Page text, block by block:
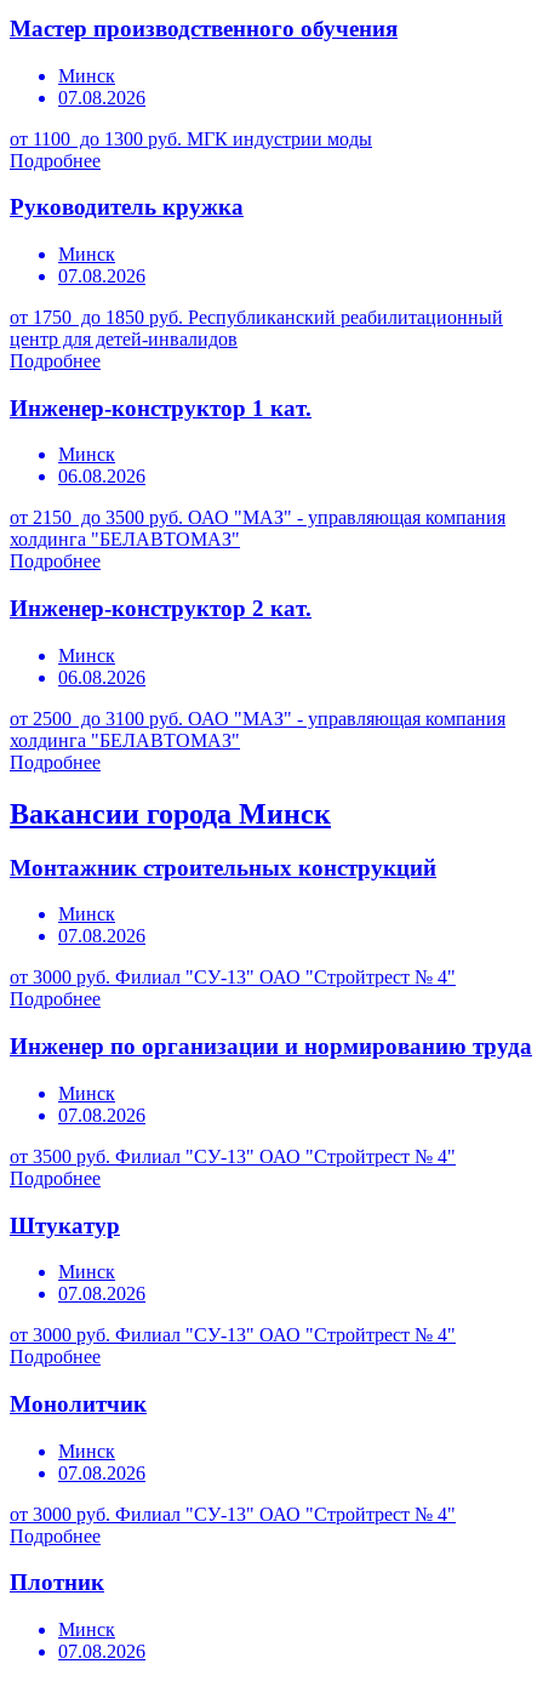
Мастер производственного обучения
Минск
07.08.2026
от 1100 до 1300 руб. МГК индустрии моды
Подробнее
Руководитель кружка
Минск
07.08.2026
от 1750 до 1850 руб. Республиканский реабилитационный
центр для детей-инвалидов
Подробнее
Инженер-конструктор 1 кат.
Минск
06.08.2026
от 2150 до 3500 руб. ОАО "МАЗ" - управляющая компания
холдинга "БЕЛАВТОМАЗ"
Подробнее
Инженер-конструктор 2 кат.
Минск
06.08.2026
от 2500 до 3100 руб. ОАО "МАЗ" - управляющая компания
холдинга "БЕЛАВТОМАЗ"
Подробнее
Вакансии города Минск
Монтажник строительных конструкций
Минск
07.08.2026
от 3000 руб. Филиал "СУ-13" ОАО "Стройтрест № 4"
Подробнее
Инженер по организации и нормированию труда
Минск
07.08.2026
от 3500 руб. Филиал "СУ-13" ОАО "Стройтрест № 4"
Подробнее
Штукатур
Минск
07.08.2026
от 3000 руб. Филиал "СУ-13" ОАО "Стройтрест № 4"
Подробнее
Монолитчик
Минск
07.08.2026
от 3000 руб. Филиал "СУ-13" ОАО "Стройтрест № 4"
Подробнее
Плотник
Минск
07.08.2026